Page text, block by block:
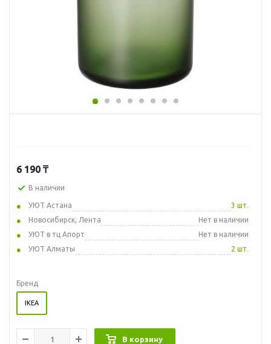
6 190 ₸
В наличии
УЮТ Астана
3 шт.
Новосибирск, Лента
Нет в наличии
УЮТ в тц Апорт
Нет в наличии
УЮТ Алматы
2 шт.
Бренд
IKEA
В корзину